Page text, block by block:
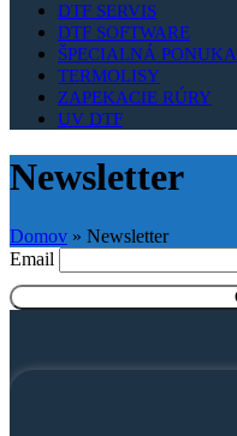
DTF SERVIS
DTF SOFTWARE
ŠPECIALNÁ PONUKA
TERMOLISY
ZAPEKACIE RÚRY
UV DTF
Newsletter
Domov » Newsletter
Email